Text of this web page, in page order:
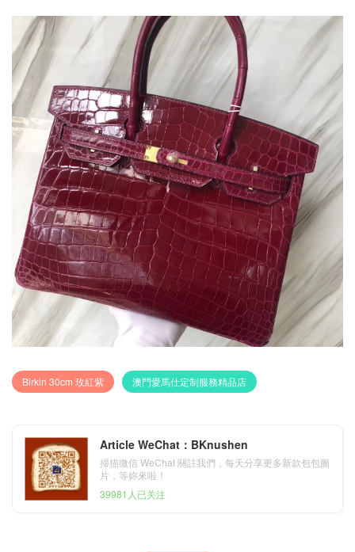
Birkin 30cm 玫紅紫 澳門愛馬仕定制服務精品店
Article WeChat：BKnushen
掃描微信 WeChat 關註我們，每天分享更多新款包包圖
片，等妳來啦！
39981人已关注